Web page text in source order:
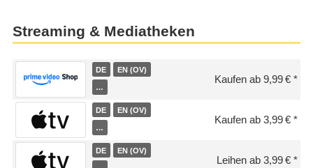
Streaming & Mediatheken
DE EN (OV)
…
Kaufen ab 9,99 €
DE EN (OV)
…
Kaufen ab 3,99 €
DE EN (OV)
Leihen ab 3,99 €